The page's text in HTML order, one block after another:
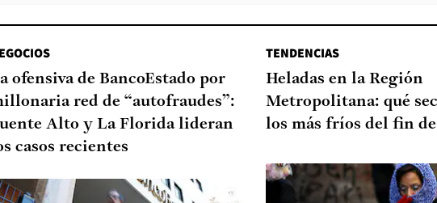
ofensiva de BancoEstado por
red de “autofraudes”:
Alto y La Florida lideran
casos recientes
TENDENCIAS
Heladas en la Región
Metropolitana: qué
los más fríos del fin de